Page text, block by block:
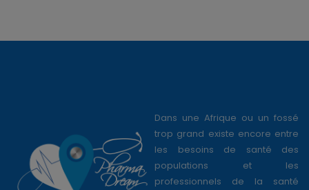
Dans une Afrique ou un fossé
trop grand existe encore entre
les besoins de santé des
populations et les
professionnels de la santé